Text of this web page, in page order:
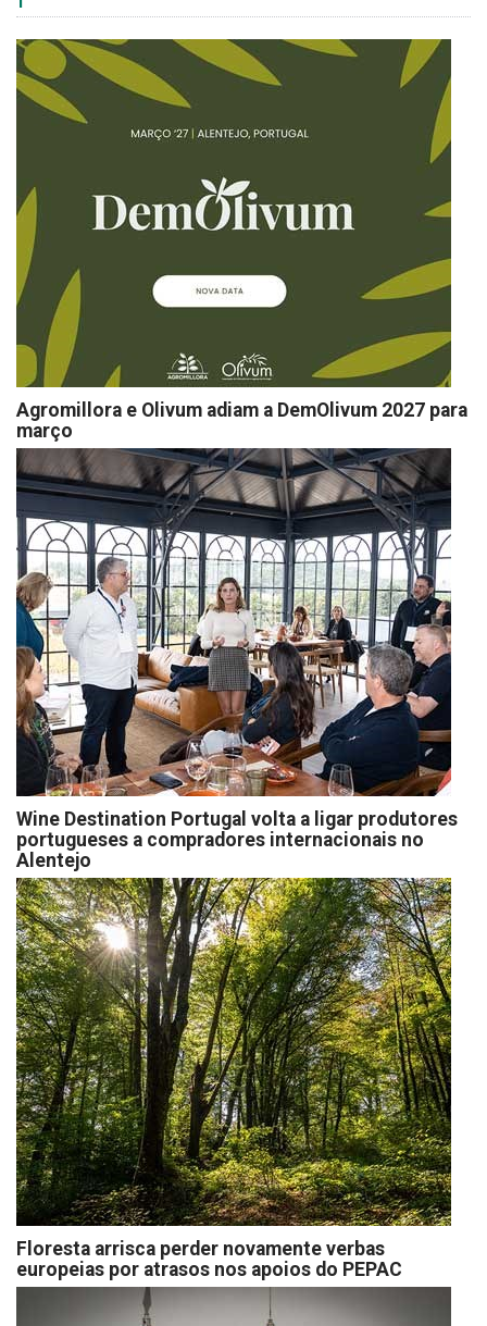
Agromillora e Olivum adiam a DemOlivum 2027 para
março
Wine Destination Portugal volta a ligar produtores
portugueses a compradores internacionais no
Alentejo
Floresta arrisca perder novamente verbas
europeias por atrasos nos apoios do PEPAC